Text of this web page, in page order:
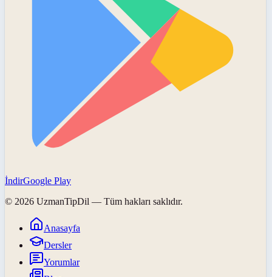
İndirGoogle Play
© 2026 UzmanTipDil — Tüm hakları saklıdır.
Anasayfa
Dersler
Yorumlar